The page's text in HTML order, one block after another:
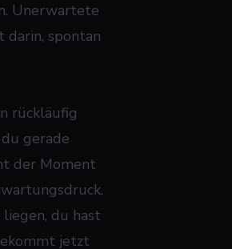
Unerwartete
darin, spontan
rückläufig
gerade
der Moment
du hast
jetzt